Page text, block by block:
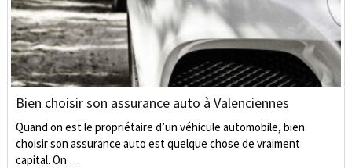
Bien choisir son assurance auto à Valenciennes
Quand on est le propriétaire d’un véhicule automobile, bien
choisir son assurance auto est quelque chose de vraiment
capital. On …